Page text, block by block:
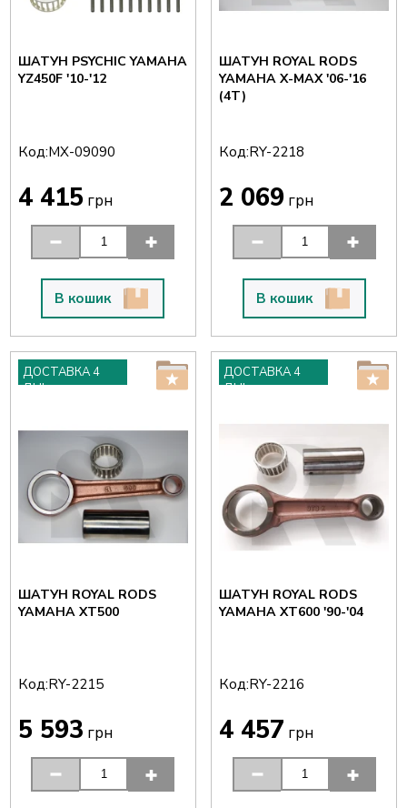
ШАТУН PSYCHIC YAMAHA
YZ450F '10-'12
Код:MX-09090
4 415 грн
В кошик
ШАТУН ROYAL RODS
YAMAHA X-MAX '06-'16
(4T)
Код:RY-2218
2 069 грн
В кошик
ДОСТАВКА 4
ДНІ
ШАТУН ROYAL RODS
YAMAHA XT500
Код:RY-2215
5 593 грн
ДОСТАВКА 4
ДНІ
ШАТУН ROYAL RODS
YAMAHA XT600 '90-'04
Код:RY-2216
4 457 грн